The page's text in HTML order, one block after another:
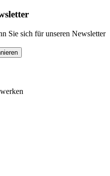
Sie sich für unseren Newsletter